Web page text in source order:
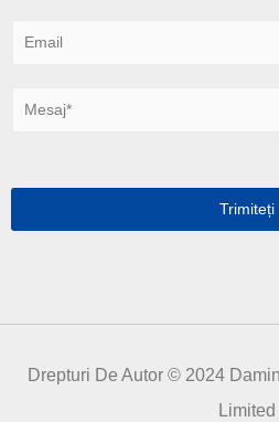
Trimiteți
Drepturi De Autor © 2024
Limited